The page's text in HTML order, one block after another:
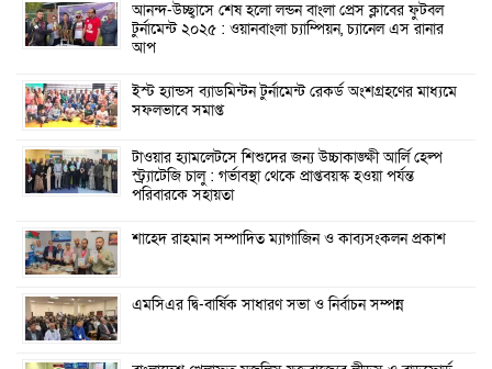
আনন্দ-উচ্ছ্বাসে শেষ হলো লন্ডন বাংলা প্রেস ক্লাবের ফুটবল
টুর্নামেন্ট ২০২৫ : ওয়ানবাংলা চ্যাম্পিয়ন, চ্যানেল এস রানার
আপ
ইস্ট হ্যান্ডস ব্যাডমিন্টন টুর্নামেন্ট রেকর্ড অংশগ্রহণের মাধ্যমে
সফলভাবে সমাপ্ত
টাওয়ার হ্যামলেটসে শিশুদের জন্য উচ্চাকাঙ্ক্ষী আর্লি হেল্প
স্ট্র্যাটেজি চালু : গর্ভাবস্থা থেকে প্রাপ্তবয়স্ক হওয়া পর্যন্ত
পরিবারকে সহায়তা
শাহেদ রাহমান সম্পাদিত ম্যাগাজিন ও কাব্যসংকলন প্রকাশ
এমসিএর দ্বি-বার্ষিক সাধারণ সভা ও নির্বাচন সম্পন্ন